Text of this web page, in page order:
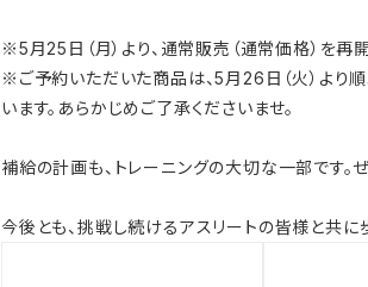
※5月25日（月）より、通常販売（通常価格）を再
※ご予約いただいた商品は、5月26日（火）より
います。あらかじめご了承くださいませ。
補給の計画も、トレーニングの大切な一部です
今後とも、挑戦し続けるアスリートの皆様と共に